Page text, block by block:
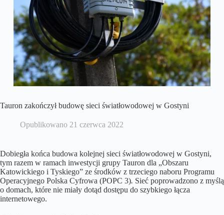
Tauron zakończył budowę sieci światłowodowej w Gostyni
Opublikowano 21 czerwca 2022
Dobiegła końca budowa kolejnej sieci światłowodowej w Gostyni,
tym razem w ramach inwestycji grupy Tauron dla „Obszaru
Katowickiego i Tyskiego” ze środków z trzeciego naboru Programu
Operacyjnego Polska Cyfrowa (POPC 3). Sieć poprowadzono z myślą
o domach, które nie miały dotąd dostępu do szybkiego łącza
internetowego.